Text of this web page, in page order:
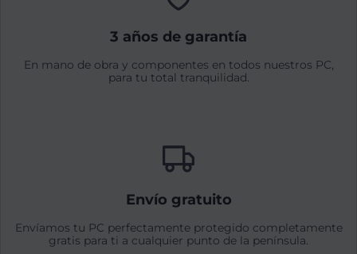
3 años de garantía
En mano de obra y componentes en todos nuestros PC,
para tu total tranquilidad.
Envío gratuito
Envíamos tu PC perfectamente protegido completamente
gratis para ti a cualquier punto de la península.